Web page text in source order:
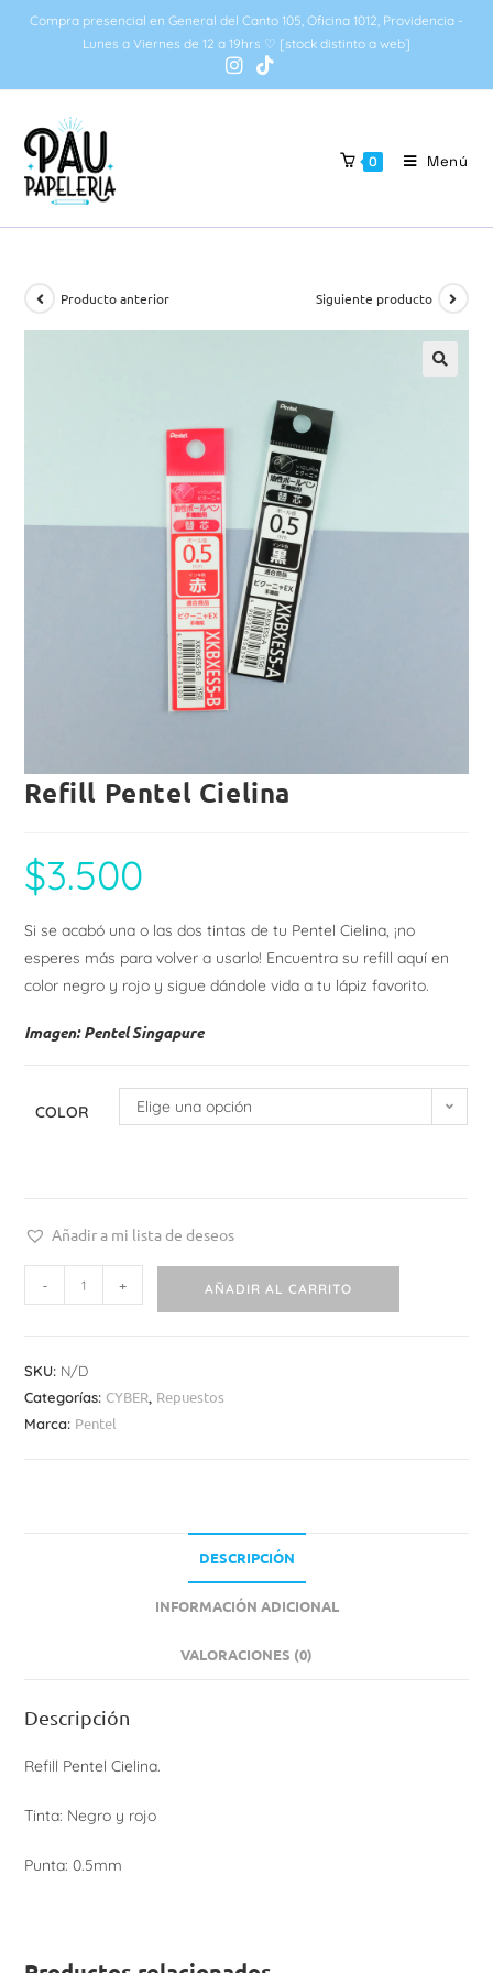
Compra presencial en General del Canto 105, Oficina 1012, Providencia -
Lunes a Viernes de 12 a 19hrs ♡ [stock distinto a web]
0 Menú
Producto anterior Siguiente producto
Refill Pentel Cielina
$3.500
Si se acabó una o las dos tintas de tu Pentel Cielina, ¡no
esperes más para volver a usarlo! Encuentra su refill aquí en
color negro y rojo y sigue dándole vida a tu lápiz favorito.
Imagen: Pentel Singapure
COLOR Elige una opción
Añadir a mi lista de deseos
- + AÑADIR AL CARRITO
SKU: N/D
Categorías: CYBER, Repuestos
Marca: Pentel
DESCRIPCIÓN
INFORMACIÓN ADICIONAL
VALORACIONES (0)
Descripción
Refill Pentel Cielina.
Tinta: Negro y rojo
Punta: 0.5mm